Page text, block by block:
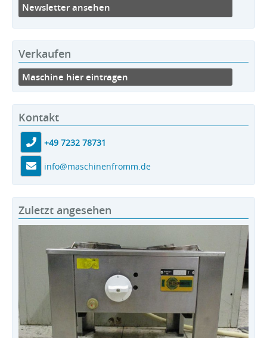
Newsletter ansehen
Verkaufen
Maschine hier eintragen
Kontakt
+49 7232 78731
info@maschinenfromm.de
Zuletzt angesehen